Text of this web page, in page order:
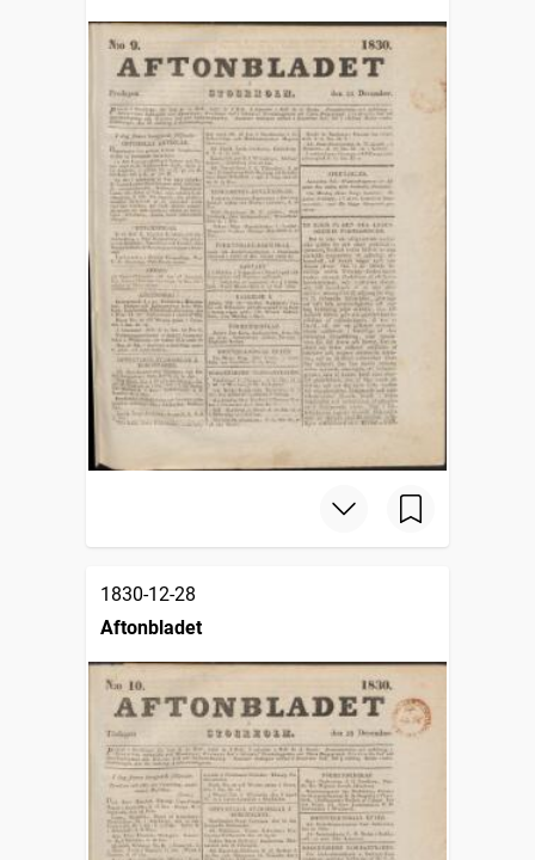
1830-12-28
Aftonbladet